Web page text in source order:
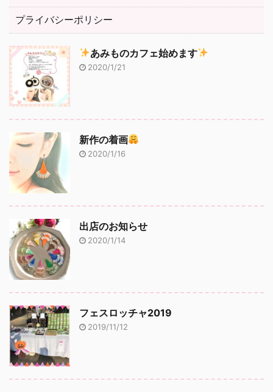
プライバシーポリシー
あみものカフェ始めます
2020/1/21
新作の着画
2020/1/16
出店のお知らせ
2020/1/14
フェスロッチャ2019
2019/11/12